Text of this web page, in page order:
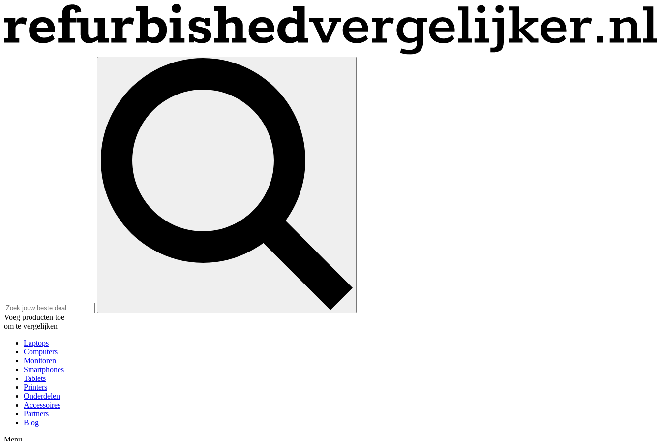
Voeg producten toe
om te vergelijken
Laptops
Computers
Monitoren
Smartphones
Tablets
Printers
Onderdelen
Accessoires
Partners
Blog